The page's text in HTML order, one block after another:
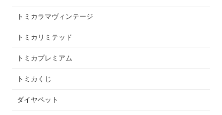
トミカラマヴィンテージ
トミカリミテッド
トミカプレミアム
トミカくじ
ダイヤペット